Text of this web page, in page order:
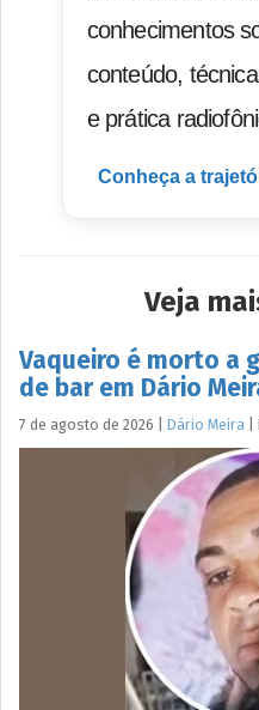
conhecimentos
conteúdo,
e prática
Conheça a
Veja
Vaqueiro é morto a
de bar em Dário
7 de agosto de 2026 Dário Meira